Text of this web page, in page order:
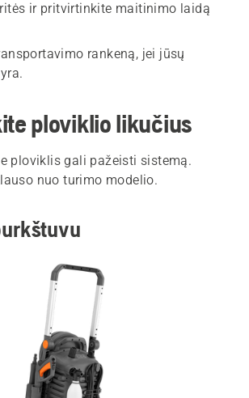
ir pritvirtinkite maitinimo laidą
rankeną, jei jūsų
ploviklio likučius
ploviklis gali pažeisti sistemą.
nuo turimo modelio.